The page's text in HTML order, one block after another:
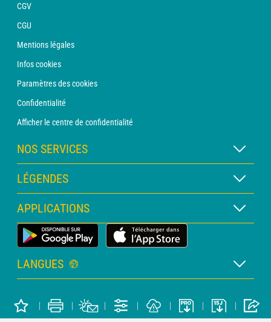
CGV
CGU
Mentions légales
Infos cookies
Paramètres des cookies
Confidentialité
Afficher le centre de confidentialité
NOS SERVICES
Abonnement METEO Xpert
Abonnement METEO PRO
Consultation avec un prévisionniste
Bulletin PRO
Devis personnalisé
LÉGENDES
Légende des cartes
Légende des pictogrammes
Glossaire
APPLICATIONS
Application Météo Terrestre
LANGUES
Anglais
Copyright METEO CONSULT © 2026